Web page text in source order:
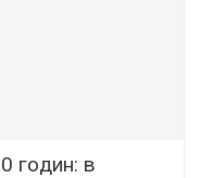
гoдин: в